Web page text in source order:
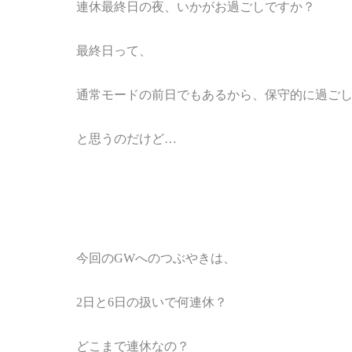
連休最終日の夜、いかがお過ごしですか？
最終日って、
通常モードの前日でもあるから、保守的に過ご
と思うのだけど…
今回のGWへのつぶやきは、
2日と6日の扱いで何連休？
どこまで連休なの？